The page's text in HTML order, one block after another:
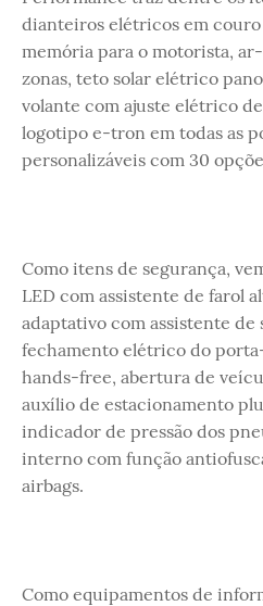
dianteiros elétricos em couro
memória para o motorista,
zonas, teto solar elétrico
volante com ajuste elétrico
logotipo e-tron em todas as
personalizáveis com 30
Como itens de segurança,
LED com assistente de farol
adaptativo com assistente de
fechamento elétrico do
hands-free, abertura de
auxílio de estacionamento
indicador de pressão dos
interno com função
airbags.
Como equipamentos de